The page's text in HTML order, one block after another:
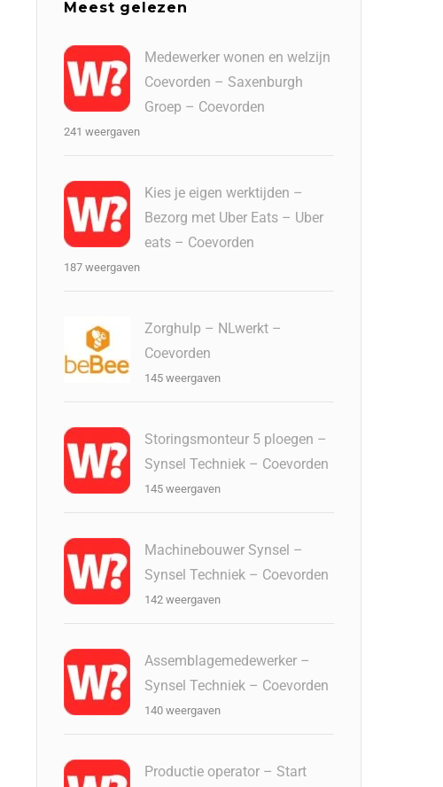
Meest gelezen
Medewerker wonen en welzijn
Coevorden – Saxenburgh
Groep – Coevorden
241 weergaven
Kies je eigen werktijden –
Bezorg met Uber Eats – Uber
eats – Coevorden
187 weergaven
Zorghulp – NLwerkt –
Coevorden
145 weergaven
Storingsmonteur 5 ploegen –
Synsel Techniek – Coevorden
145 weergaven
Machinebouwer Synsel –
Synsel Techniek – Coevorden
142 weergaven
Assemblagemedewerker –
Synsel Techniek – Coevorden
140 weergaven
Productie operator – Start